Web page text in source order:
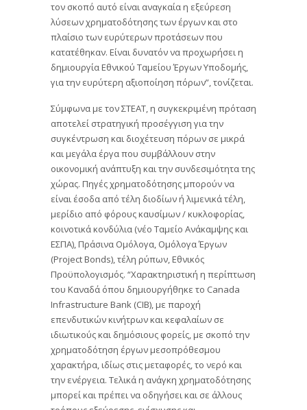
τον σκοπό αυτό είναι αναγκαία η εξεύρεση
λύσεων χρηματοδότησης των έργων και στο
πλαίσιο των ευρύτερων προτάσεων που
κατατέθηκαν. Είναι δυνατόν να προχωρήσει η
δημιουργία Εθνικού Ταμείου Έργων Υποδομής,
για την ευρύτερη αξιοποίηση πόρων”, τονίζεται.
Σύμφωνα με τον ΣΤΕΑΤ, η συγκεκριμένη πρόταση
αποτελεί στρατηγική προσέγγιση για την
συγκέντρωση και διοχέτευση πόρων σε μικρά
και μεγάλα έργα που συμβάλλουν στην
οικονομική ανάπτυξη και την συνδεσιμότητα της
χώρας. Πηγές χρηματοδότησης μπορούν να
είναι έσοδα από τέλη διοδίων ή λιμενικά τέλη,
μερίδιο από φόρους καυσίμων / κυκλοφορίας,
κοινοτικά κονδύλια (νέο Ταμείο Ανάκαμψης και
ΕΣΠΑ), Πράσινα Ομόλογα, Ομόλογα Έργων
(Project Bonds), τέλη ρύπων, Εθνικός
Προϋπολογισμός. “Χαρακτηριστική η περίπτωση
του Καναδά όπου δημιουργήθηκε το Canada
Infrastructure Bank (CIB), με παροχή
επενδυτικών κινήτρων και κεφαλαίων σε
ιδιωτικούς και δημόσιους φορείς, με σκοπό την
χρηματοδότηση έργων μεσοπρόθεσμου
χαρακτήρα, ιδίως στις μεταφορές, το νερό και
την ενέργεια. Τελικά η ανάγκη χρηματοδότησης
μπορεί και πρέπει να οδηγήσει και σε άλλους